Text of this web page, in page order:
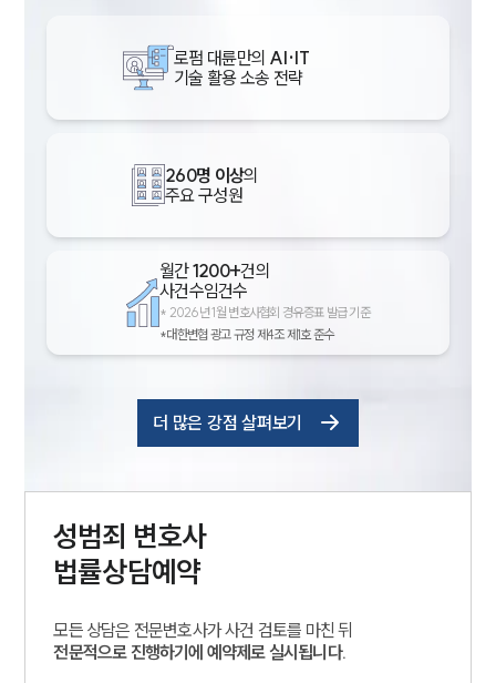
로펌 대륜만의 AI·IT
기술 활용 소송 전략
260명 이상의
주요 구성원
월간1200+건의
사건수임건수
* 2026년 1월 변호사협회 경유증표 발급 기준
*대한변협 광고 규정 제4조 제1호 준수
더 많은 강점 살펴보기
성범죄 변호사
법률상담예약
모든 상담은 전문변호사가 사건 검토를 마친 뒤
전문적으로 진행하기에 예약제로 실시됩니다.